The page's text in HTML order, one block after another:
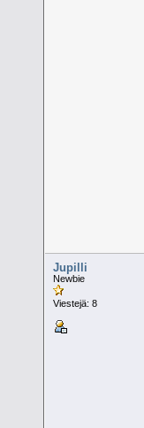
Jupilli
Newbie
Viestejä: 8